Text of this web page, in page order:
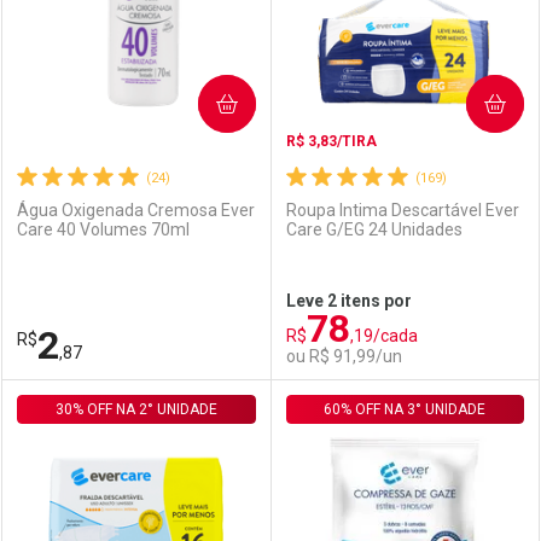
Comprar sem Desconto
Por R$ 3,19/cada
Por R$ 3,19/cada
Comprar sem Desconto
Por R$ 22,30/cada
Comprar sem Desconto
Por R$ 22,30/cada
(24)
Água Oxigenada Cremosa Ever
Care 40 Volumes 70ml
R$2,87
COMPRAR
FECHAR
Laboratório
FECHAR
Por Menos
(169)
R$ 3,83/TIRA
Roupa Intima Descartável Ever
Care G/EG 24 Unidades
Leve 2 itens por
R$78,19/cada
ou R$ 91,99/un
COMPRAR
Laboratório
Por Menos
30% OFF NA 2° UNIDADE 60% OFF NA 3° UNIDADE